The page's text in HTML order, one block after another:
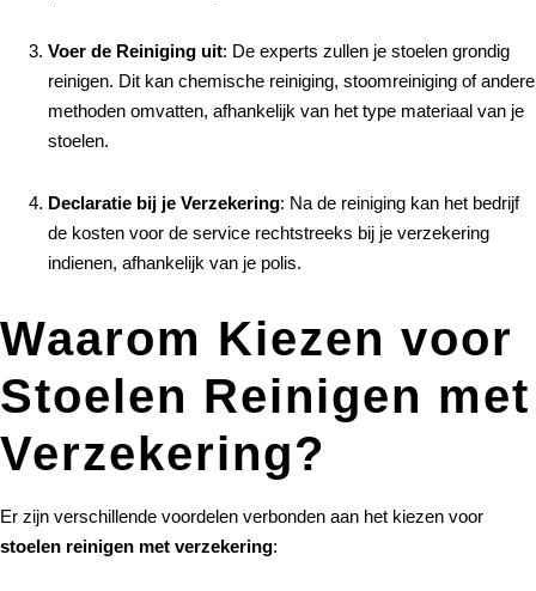
Voer de Reiniging uit: De experts zullen je stoelen grondig
reinigen. Dit kan chemische reiniging, stoomreiniging of andere
methoden omvatten, afhankelijk van het type materiaal van je
stoelen.
Declaratie bij je Verzekering: Na de reiniging kan het bedrijf
de kosten voor de service rechtstreeks bij je verzekering
indienen, afhankelijk van je polis.
Waarom Kiezen voor
Stoelen Reinigen met
Verzekering?
Er zijn verschillende voordelen verbonden aan het kiezen voor
stoelen reinigen met verzekering: